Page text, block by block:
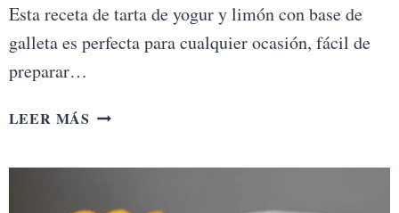
Esta receta de tarta de yogur y limón con base de
galleta es perfecta para cualquier ocasión, fácil de
preparar…
LEER MÁS TARTA